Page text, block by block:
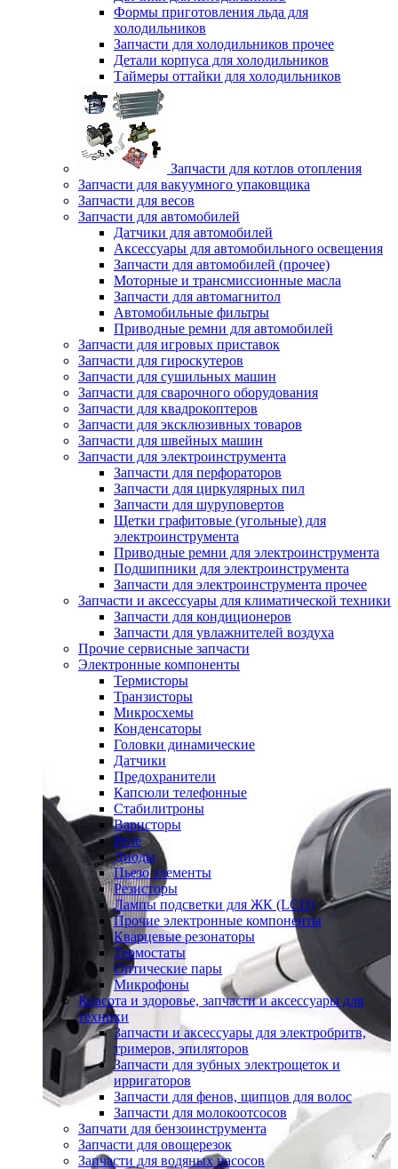
Формы приготовления льда для
холодильников
Запчасти для холодильников прочее
Детали корпуса для холодильников
Таймеры оттайки для холодильников
Запчасти для котлов отопления
Запчасти для вакуумного упаковщика
Запчасти для весов
Запчасти для автомобилей
Датчики для автомобилей
Аксессуары для автомобильного освещения
Запчасти для автомобилей (прочее)
Моторные и трансмиссионные масла
Запчасти для автомагнитол
Автомобильные фильтры
Приводные ремни для автомобилей
Запчасти для игровых приставок
Запчасти для гироскутеров
Запчасти для сушильных машин
Запчасти для сварочного оборудования
Запчасти для квадрокоптеров
Запчасти для эксклюзивных товаров
Запчасти для швейных машин
Запчасти для электроинструмента
Запчасти для перфораторов
Запчасти для циркулярных пил
Запчасти для шуруповертов
Щетки графитовые (угольные) для
электроинструмента
Приводные ремни для электроинструмента
Подшипники для электроинструмента
Запчасти для электроинструмента прочее
Запчасти и аксессуары для климатической техники
Запчасти для кондиционеров
Запчасти для увлажнителей воздуха
Прочие сервисные запчасти
Электронные компоненты
Термисторы
Транзисторы
Микросхемы
Конденсаторы
Головки динамические
Датчики
Предохранители
Капсюли телефонные
Стабилитроны
Варисторы
Реле
Диоды
Пьезо элементы
Резисторы
Лампы подсветки для ЖК (LCD)
Прочие электронные компоненты
Кварцевые резонаторы
Термостаты
Оптические пары
Микрофоны
Красота и здоровье, запчасти и аксессуары для
техники
Запчасти и аксессуары для электробритв,
тримеров, эпиляторов
Запчасти для зубных электрощеток и
ирригаторов
Запчасти для фенов, щипцов для волос
Запчасти для молокоотсосов
Запчати для бензоинструмента
Запчасти для овощерезок
Запчасти для водяных насосов